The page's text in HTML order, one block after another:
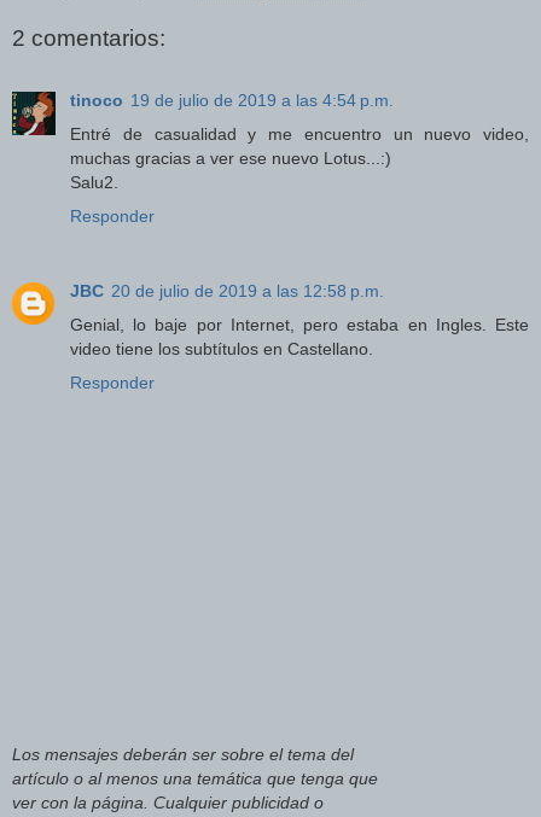
2 comentarios:
tinoco 19 de julio de 2019 a las 4:54 p.m.
Entré de casualidad y me encuentro un nuevo video,
muchas gracias a ver ese nuevo Lotus...:)
Salu2.
Responder
JBC 20 de julio de 2019 a las 12:58 p.m.
Genial, lo baje por Internet, pero estaba en Ingles. Este
video tiene los subtítulos en Castellano.
Responder
Los mensajes deberán ser sobre el tema del
artículo o al menos una temática que tenga que
ver con la página. Cualquier publicidad o